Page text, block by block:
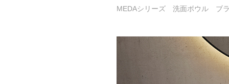
MEDAシリーズ 洗面ボウル ブ